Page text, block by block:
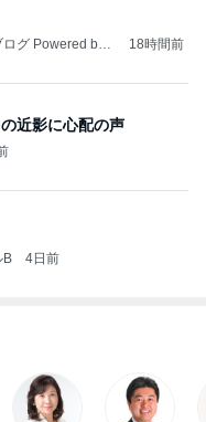
グ Powered by
18時間前
近影に心配の声
B 4日前